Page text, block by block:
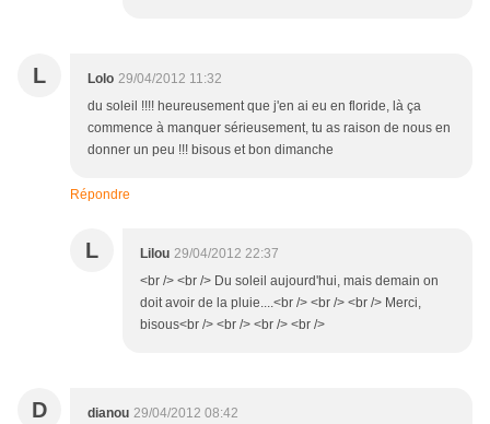
L Lolo 29/04/2012 11:32
du soleil !!!! heureusement que j'en ai eu en floride, là ça
commence à manquer sérieusement, tu as raison de nous en
donner un peu !!! bisous et bon dimanche
Répondre
L Lilou 29/04/2012 22:37
<br /> <br /> Du soleil aujourd'hui, mais demain on
doit avoir de la pluie....<br /> <br /> <br /> Merci,
bisous<br /> <br /> <br /> <br />
D dianou 29/04/2012 08:42